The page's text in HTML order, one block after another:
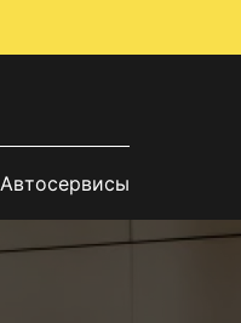
Автосервисы